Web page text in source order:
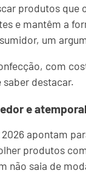
produtos que
e mantêm a
um
com
destacar.
e atemporal
apontam
produtos
não saia de